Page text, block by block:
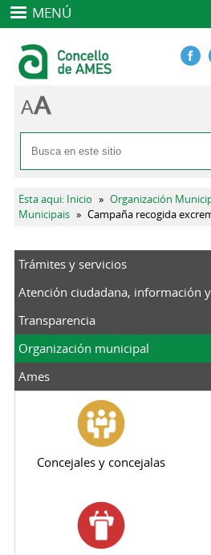
MENÚ
Formulario de búsqueda
Buscar
Se encuentra usted aquí
Esta aqui: Inicio » Organización
Municipais » Campaña recogida
Trámites y servicios
Atención ciudadana, información
Transparencia
Organización municipal
Ames
Concejales y concejalas